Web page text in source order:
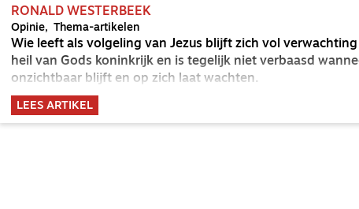
RONALD WESTERBEEK
Opinie Thema-artikelen
Wie leeft als volgeling van Jezus blijft zich vol
heil van Gods koninkrijk en is tegelijk niet verbaasd
onzichtbaar blijft en op zich laat wachten.
LEES ARTIKEL